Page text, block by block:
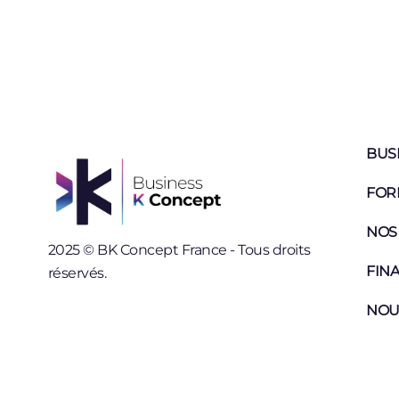
2025 © BK Concept France - Tous droits
réservés.